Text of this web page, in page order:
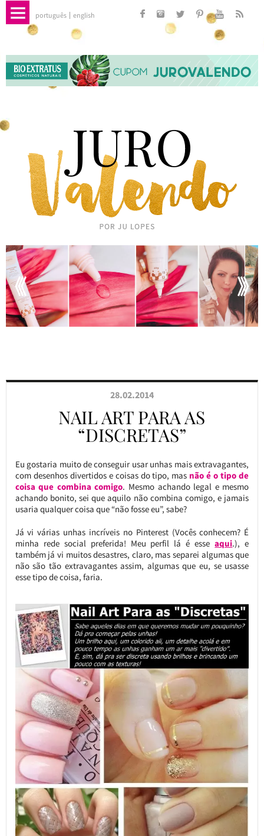
português english
28.02.2014
NAIL ART PARA AS
“DISCRETAS”
Eu gostaria muito de conseguir usar unhas mais extravagantes,
com desenhos divertidos e coisas do tipo, mas não é o tipo de
coisa que combina comigo. Mesmo achando legal e mesmo
achando bonito, sei que aquilo não combina comigo, e jamais
usaria qualquer coisa que “não fosse eu”, sabe?
Já vi várias unhas incríveis no Pinterest (Vocês conhecem? É
minha rede social preferida! Meu perfil lá é esseaqui.), e
também já vi muitos desastres, claro, mas separei algumas que
não são tão extravagantes assim, algumas que eu, se usasse
esse tipo de coisa, faria.